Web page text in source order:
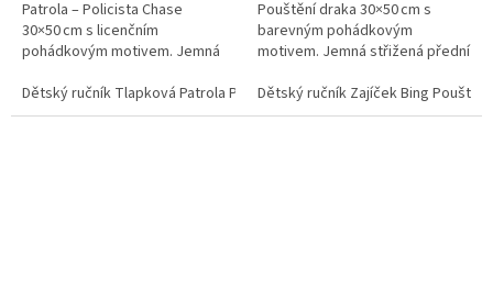
Patrola – Policista Chase
30×50 cm s licenčním
pohádkovým motivem. Jemná
froté na rubu a 100% bavlna.
Dětský ručník Tlapková Patrola Policista Chase 30x50 cm
Pouštění draka 30×50 cm s
barevným pohádkovým
motivem. Jemná střižená přední
100% bavlna, ideální do školky i
na cesty.
Dětský ručník Zajíček Bing